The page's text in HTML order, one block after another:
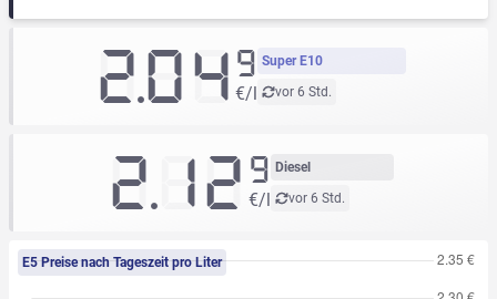
Super E10
vor 6 Std.
2.049
€/l
Diesel
vor 6 Std.
2.12 9
€/l
E5 Preise nach Tageszeit pro Liter